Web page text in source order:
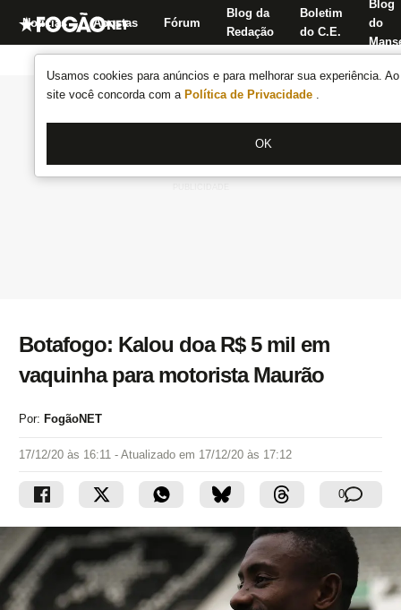
Usamos cookies para anúncios e para melhorar sua experiência.
site você concorda com a Política de Privacidade .
OK
Notícias Apostas Fórum
Blog da
Redação
Boletim
do C.E.
Blog
do
Botafogo: Kalou doa R$ 5 mil em
vaquinha para motorista Maurão
Por: FogãoNET
17/12/20 às 16:11 - Atualizado em 17/12/20 às 17:12
0